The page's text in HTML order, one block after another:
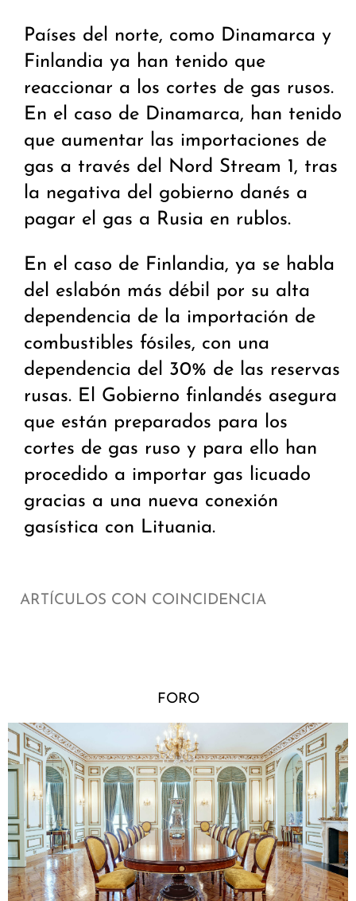
Países del norte, como Dinamarca y
Finlandia ya han tenido que
reaccionar a los cortes de gas rusos.
En el caso de Dinamarca, han tenido
que aumentar las importaciones de
gas a través del Nord Stream 1, tras
la negativa del gobierno danés a
pagar el gas a Rusia en rublos.
En el caso de Finlandia, ya se habla
del eslabón más débil por su alta
dependencia de la importación de
combustibles fósiles, con una
dependencia del 30% de las reservas
rusas. El Gobierno finlandés asegura
que están preparados para los
cortes de gas ruso y para ello han
procedido a importar gas licuado
gracias a una nueva conexión
gasística con Lituania.
ARTÍCULOS CON COINCIDENCIA
FORO